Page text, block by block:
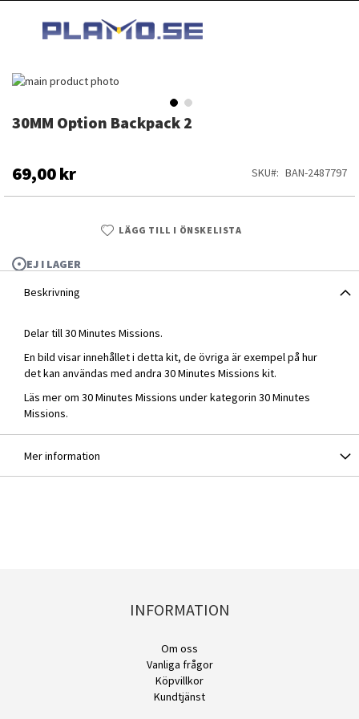
INNEHÅLLET
30MM Option Backpack 2
69,00 kr SKU BAN-2487797
LÄGG TILL I ÖNSKELISTA
EJ I LAGER
Hoppa
av
Hoppa
av
bildgalleriet
Beskrivning
Delar till 30 Minutes Missions.
En bild visar innehållet i detta kit, de övriga är exempel på hur
det kan användas med andra 30 Minutes Missions kit.
Läs mer om 30 Minutes Missions under kategorin 30 Minutes
Missions.
Mer information
INFORMATION
Om oss
Vanliga frågor
Köpvillkor
Kundtjänst